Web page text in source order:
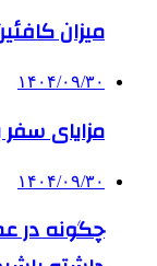
میزان
۱۴۰۴/۰۹/۳۰
مزایای سفر
۱۴۰۴/۰۹/۳۰
چگونه در